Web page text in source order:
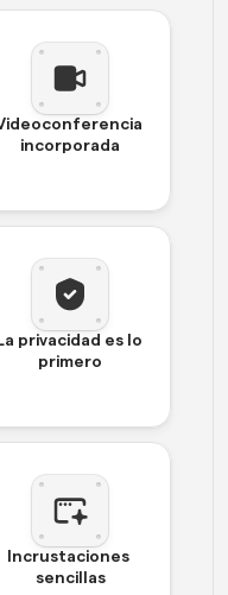
incorporada
privacidad es lo
primero
Incrustaciones
sencillas